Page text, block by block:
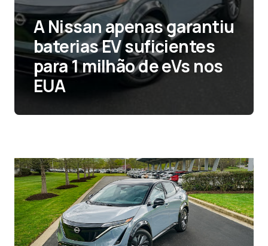
A Nissan apenas garantiu
baterias EV suficientes
para 1 milhão de eVs nos
EUA